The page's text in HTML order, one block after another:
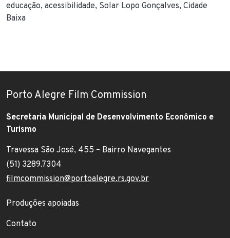
educação acessibilidade Solar Lopo Gonçalves Cidade
Baixa
Porto Alegre Film Commission
Secretaria Municipal de Desenvolvimento Econômico e
Turismo
Endereço:
Travessa São José, 455 – Bairro Navegantes
Telefone:
(51) 3289.7304
E-mail:
filmcommission@portoalegre.rs.gov.br
Footer menu
Produções apoiadas
Contato